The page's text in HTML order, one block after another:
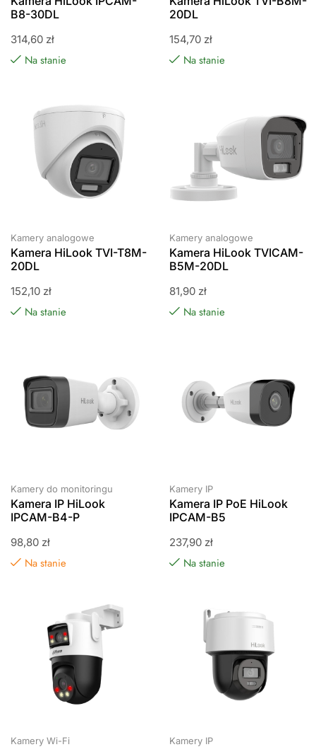
B8-30DL
314,60 zł
Na stanie
20DL
154,70 zł
Na stanie
Kamery analogowe
Kamera HiLook TVI-T8M-
20DL
152,10 zł
Na stanie
Kamery analogowe
Kamera HiLook TVICAM-
B5M-20DL
81,90 zł
Na stanie
Kamery do monitoringu
Kamera IP HiLook
IPCAM-B4-P
98,80 zł
Na stanie
Kamery IP
Kamera IP PoE HiLook
IPCAM-B5
237,90 zł
Na stanie
Kamery Wi-Fi Kamery IP